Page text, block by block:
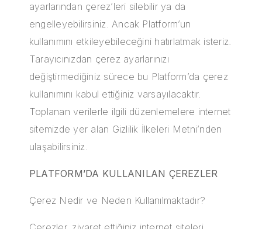
ayarlarından çerez’leri silebilir ya da
engelleyebilirsiniz. Ancak Platform’un
kullanımını etkileyebileceğini hatırlatmak isteriz.
Tarayıcınızdan çerez ayarlarınızı
değiştirmediğiniz sürece bu Platform’da çerez
kullanımını kabul ettiğiniz varsayılacaktır.
Toplanan verilerle ilgili düzenlemelere internet
sitemizde yer alan Gizlilik İlkeleri Metni’nden
ulaşabilirsiniz.
PLATFORM’DA KULLANILAN ÇEREZLER
Çerez Nedir ve Neden Kullanılmaktadır?